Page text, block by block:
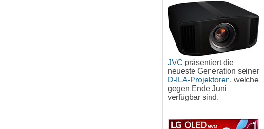
JVC präsentiert die
neueste Generation seiner
D-ILA-Projektoren, welche
gegen Ende Juni
verfügbar sind.